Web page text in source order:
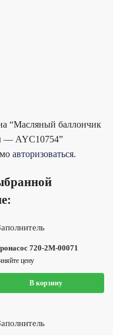
“Масляный баллончик
— AYC10754”
авторизоваться.
720-2M-00071
цену
В корзину